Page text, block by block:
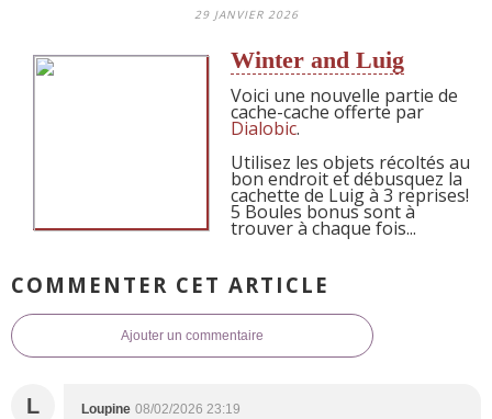
29 JANVIER 2026
Winter and Luig
Voici une nouvelle partie de
cache-cache offerte par
Dialobic.
Utilisez les objets récoltés au
bon endroit et débusquez la
cachette de Luig à 3 reprises!
5 Boules bonus sont à
trouver à chaque fois...
COMMENTER CET ARTICLE
Ajouter un commentaire
L Loupine 08/02/2026 23:19